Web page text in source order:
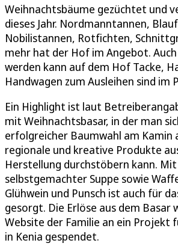
Weihnachtsbäume gezüchtet und
dieses Jahr. Nordmanntannen,
Nobilistannen, Rotfichten,
mehr hat der Hof im Angebot.
werden kann auf dem Hof Tacke,
Handwagen zum Ausleihen sind im
Ein Highlight ist laut
mit Weihnachtsbasar, in der man
erfolgreicher Baumwahl am Kamin
regionale und kreative Produkte
Herstellung durchstöbern kann.
selbstgemachter Suppe sowie
Glühwein und Punsch ist auch für
gesorgt. Die Erlöse aus dem Basar
Website der Familie an ein Projekt
in Kenia gespendet.